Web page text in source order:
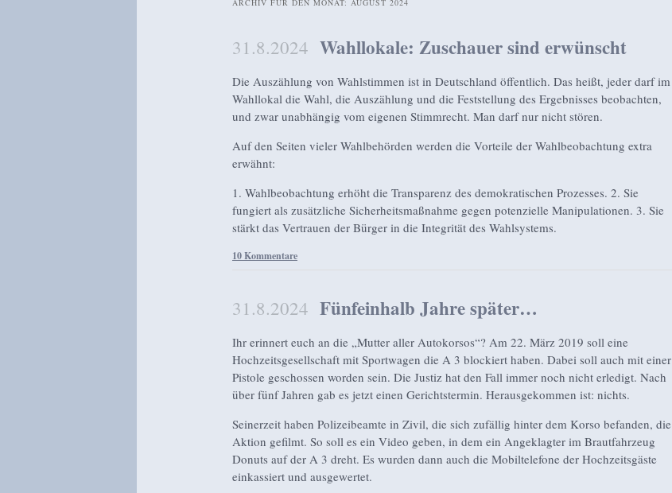
ARCHIV FÜR DEN MONAT: AUGUST 2024
31.8.2024 Wahllokale: Zuschauer sind erwünscht
Die Auszählung von Wahlstimmen ist in Deutschland öffentlich. Das heißt, jeder darf im
Wahllokal die Wahl, die Auszählung und die Feststellung des Ergebnisses beobachten,
und zwar unabhängig vom eigenen Stimmrecht. Man darf nur nicht stören.
Auf den Seiten vieler Wahlbehörden werden die Vorteile der Wahlbeobachtung extra
erwähnt:
1. Wahlbeobachtung erhöht die Transparenz des demokratischen Prozesses. 2. Sie
fungiert als zusätzliche Sicherheitsmaßnahme gegen potenzielle Manipulationen. 3. Sie
stärkt das Vertrauen der Bürger in die Integrität des Wahlsystems.
10 Kommentare
31.8.2024 Fünfeinhalb Jahre später…
Ihr erinnert euch an die „Mutter aller Autokorsos“? Am 22. März 2019 soll eine
Hochzeitsgesellschaft mit Sportwagen die A 3 blockiert haben. Dabei soll auch mit einer
Pistole geschossen worden sein. Die Justiz hat den Fall immer noch nicht erledigt. Nach
über fünf Jahren gab es jetzt einen Gerichtstermin. Herausgekommen ist: nichts.
Seinerzeit haben Polizeibeamte in Zivil, die sich zufällig hinter dem Korso befanden, die
Aktion gefilmt. So soll es ein Video geben, in dem ein Angeklagter im Brautfahrzeug
Donuts auf der A 3 dreht. Es wurden dann auch die Mobiltelefone der Hochzeitsgäste
einkassiert und ausgewertet.